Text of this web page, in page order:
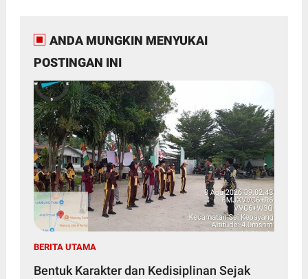
ANDA MUNGKIN MENYUKAI
POSTINGAN INI
BERITA UTAMA
Bentuk Karakter dan Kedisiplinan Sejak